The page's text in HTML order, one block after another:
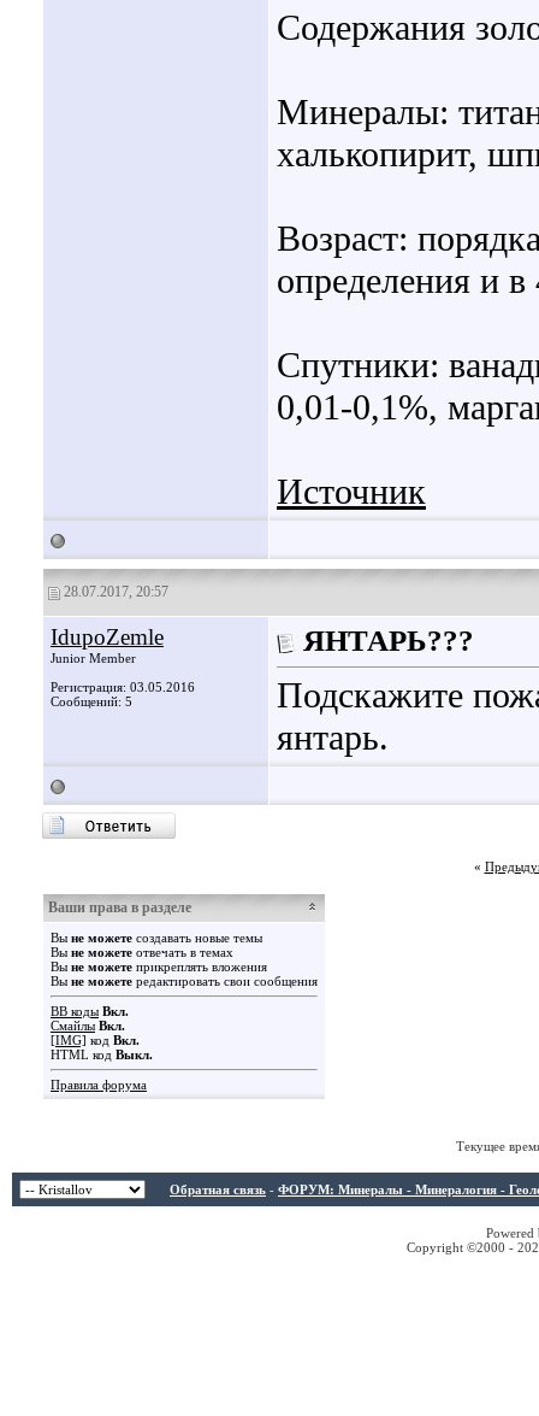
Содержания
Минералы:
халькопирит,
Возраст:
определения и
Спутники:
0,01-0,1%,
Источник
28.07.2017, 20:57
IdupoZemle
Junior Member
Регистрация: 03.05.2016
Сообщений: 5
ЯНТАРЬ???
Подскажите
янтарь.
«
Ваши права в разделе
Вы не можете создавать новые темы
Вы не можете отвечать в темах
Вы не можете прикреплять вложения
Вы не можете редактировать свои сообщения
BB коды Вкл.
Смайлы Вкл.
[IMG] код Вкл.
HTML код Выкл.
Правила форума
Текущее
Обратная связь - ФОРУМ: Минералы - Минералогия -
Copyright ©2000 -